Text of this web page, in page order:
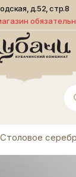
д.52, стр.8
Столовое